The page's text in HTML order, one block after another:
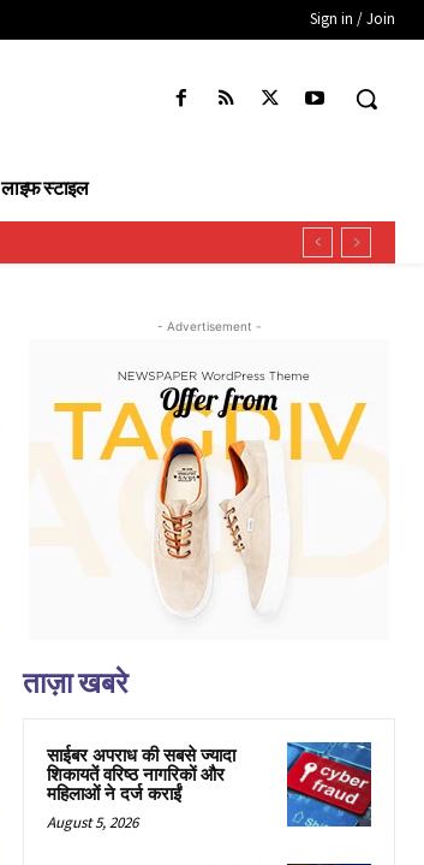
Sign in / Join
लाइफ स्टाइल
- Advertisement -
ताज़ा खबरे
साईबर अपराध की सबसे ज्यादा
शिकायतें वरिष्ठ नागरिकों और
महिलाओं ने दर्ज कराईं
August 5, 2026